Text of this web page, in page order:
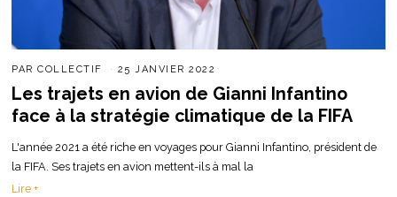
PARCOLLECTIF 25 JANVIER 2022
Les trajets en avion de Gianni Infantino
face à la stratégie climatique de la FIFA
L'année 2021 a été riche en voyages pour Gianni Infantino, président de
la FIFA. Ses trajets en avion mettent-ils à mal la
Lire +